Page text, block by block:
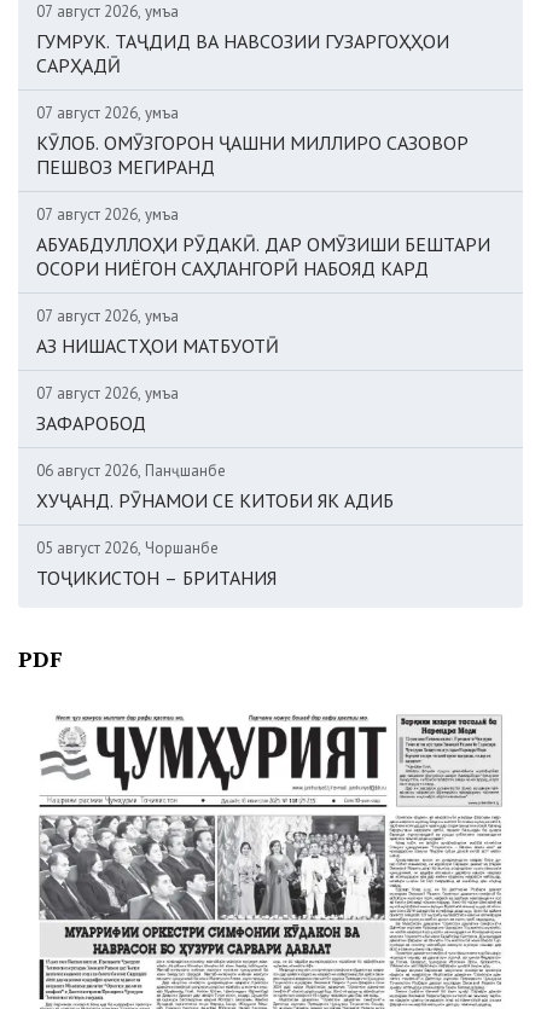
07 август 2026, Ҷумъа
ГУМРУК. ТАҶДИД ВА НАВСОЗИИ ГУЗАРГОҲҲОИ
САРҲАДӢ
07 август 2026, Ҷумъа
КӮЛОБ. ОМӮЗГОРОН ҶАШНИ МИЛЛИРО САЗОВОР
ПЕШВОЗ МЕГИРАНД
07 август 2026, Ҷумъа
АБУАБДУЛЛОҲИ РӮДАКӢ. ДАР ОМӮЗИШИ БЕШТАРИ
ОСОРИ НИЁГОН САҲЛАНГОРӢ НАБОЯД КАРД
07 август 2026, Ҷумъа
АЗ НИШАСТҲОИ МАТБУОТӢ
07 август 2026, Ҷумъа
ЗАФАРОБОД
06 август 2026, Панҷшанбе
ХУҶАНД. РӮНАМОИ СЕ КИТОБИ ЯК АДИБ
05 август 2026, Чоршанбе
ТОҶИКИСТОН – БРИТАНИЯ
PDF